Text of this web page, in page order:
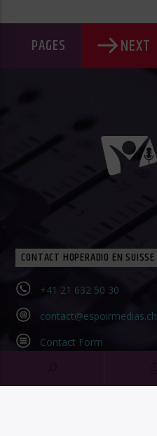
PAGES NEXT
CONTACT HOPERADIO EN SUISSE
+41 21 632 50 30‬
contact@espoirmedias.ch
Contact Form